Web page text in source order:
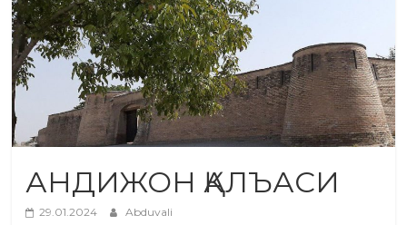
АНДИЖОН ҚАЛЪАСИ
29.01.2024 Abduvali